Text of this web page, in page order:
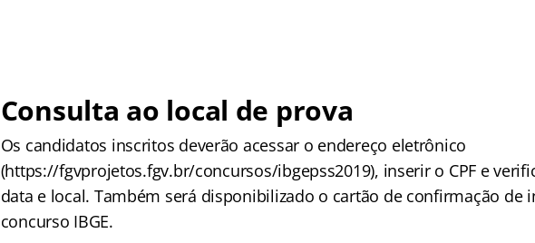
Consulta ao local de prova
Os candidatos inscritos deverão acessar o endereço eletrônico
(https://fgvprojetos.fgv.br/concursos/ibgepss2019), inserir o CPF e
data e local. Também será disponibilizado o cartão de confirmação de
concurso IBGE.